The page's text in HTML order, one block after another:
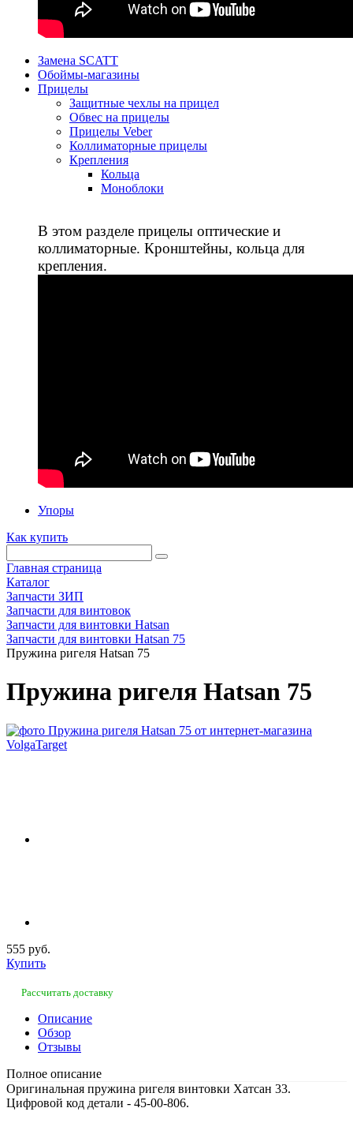
Замена SCATT
Обоймы-магазины
Прицелы
Защитные чехлы на прицел
Обвес на прицелы
Прицелы Veber
Коллиматорные прицелы
Крепления
Кольца
Моноблоки
В этом разделе прицелы оптические и
коллиматорные. Кронштейны, кольца для
крепления.
Упоры
Как купить
Главная страница
Каталог
Запчасти ЗИП
Запчасти для винтовок
Запчасти для винтовки Hatsan
Запчасти для винтовки Hatsan 75
Пружина ригеля Hatsan 75
Пружина ригеля Hatsan 75
555 руб.
Купить
Рассчитать доставку
Описание
Обзор
Отзывы
Полное описание
Оригинальная пружина ригеля винтовки Хатсан 33.
Цифровой код детали - 45-00-806.